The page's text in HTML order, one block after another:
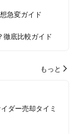
急変ガイド
徹底比較ガイド
もっと
ダー売却タイミ